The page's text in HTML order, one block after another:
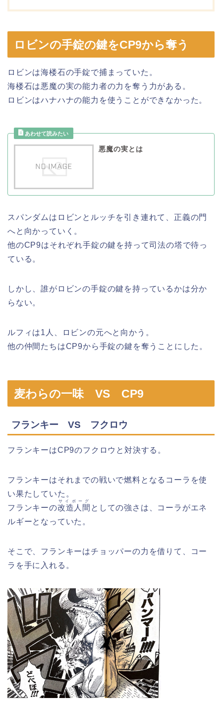
ロビンの手錠の鍵をCP9から奪う
ロビンは海楼石の手錠で捕まっていた。
海楼石は悪魔の実の能力者の力を奪う力がある。
ロビンはハナハナの能力を使うことができなかった。
悪魔の実とは
スパンダムはロビンとルッチを引き連れて、正義の門
へと向かっていく。
他のCP9はそれぞれ手錠の鍵を持って司法の塔で待っ
ている。
しかし、誰がロビンの手錠の鍵を持っているかは分か
らない。
ルフィは1人、ロビンの元へと向かう。
他の仲間たちはCP9から手錠の鍵を奪うことにした。
麦わらの一味 VS CP9
フランキー VS フクロウ
フランキーはCP9のフクロウと対決する。
フランキーはそれまでの戦いで燃料となるコーラを使
い果たしていた。
フランキーの改造人間
サイボーグ
としての強さは、コーラがエネ
ルギーとなっていた。
そこで、フランキーはチョッパーの力を借りて、コー
ラを手に入れる。